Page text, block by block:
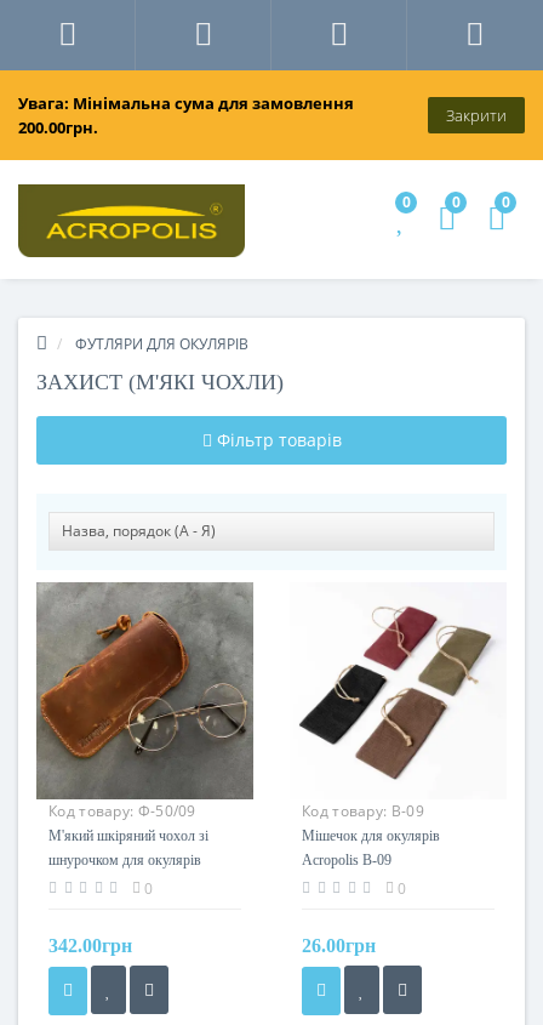
Увага: Мінімальна сума для замовлення
200.00грн.
Закрити
0 0 0
ФУТЛЯРИ ДЛЯ ОКУЛЯРІВ
ЗАХИСТ (М'ЯКІ ЧОХЛИ)
Фільтр товарів
Код товару: Ф-50/09
М'який шкіряний чохол зі
шнурочком для окулярів
Acropolis Ф-50/09 (Crazy
0
342.00грн
Код товару: В-09
Мішечок для окулярів
Acropolis В-09
0
26.00грн